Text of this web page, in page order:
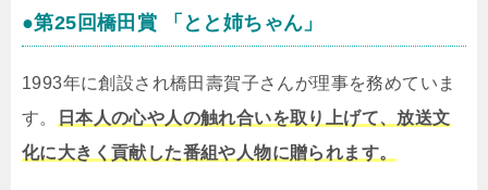
●第25回橋田賞 「とと姉ちゃん」
1993年に創設され橋田壽賀子さんが理事を務めていま
す。
日本人の心や人の触れ合いを取り上げて、放送文
化に大きく貢献した番組や人物に贈られます。